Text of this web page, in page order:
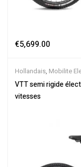
€5,699.00
Hollandais, Mobilite
Semi-Rigides,Vélo
Électriques
VTT semi rigide
vitesses